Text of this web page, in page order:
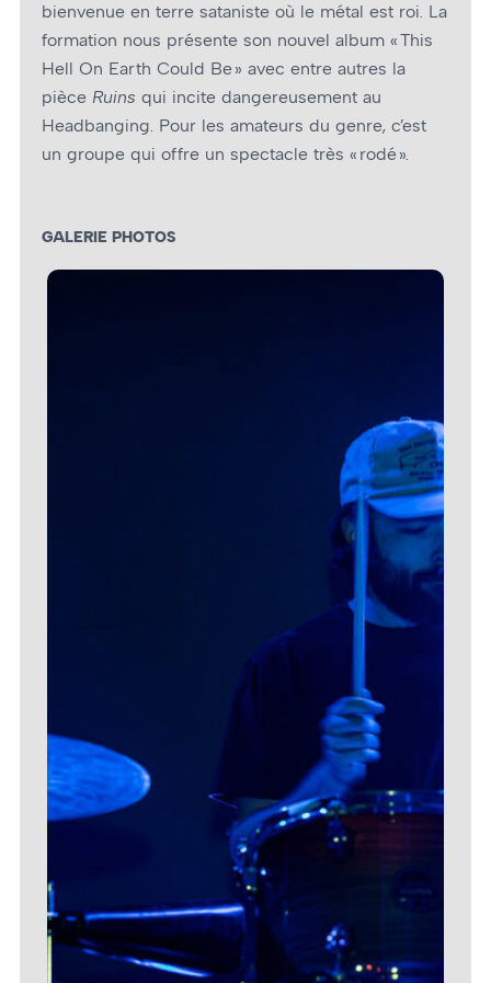
bienvenue en terre sataniste où le métal est roi. La
formation nous présente son nouvel album « This
Hell On Earth Could Be » avec entre autres la
pièce Ruins qui incite dangereusement au
Headbanging. Pour les amateurs du genre, c’est
un groupe qui offre un spectacle très « rodé ».
GALERIE PHOTOS